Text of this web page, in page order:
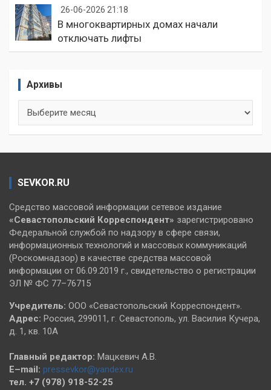
26-06-2026 21:18
В многоквартирных домах начали
отключать лифты
Архивы
SEVKOR.RU
Средство массовой информации сетевое издание
«Севастопольский Корреспондент» зарегистрировано
Федеральной службой по надзору в сфере связи,
информационных технологий и массовых коммуникаций
(Роскомнадзор) в качестве средства массовой
информации от 06.09.2019 г., свидетельство о регистрации
ЭЛ № ФС 77–76715
Учредитель: ООО «Севастопольский Корреспондент».
Адрес: Россия, 299011, г. Севастополь, ул. Василия Кучера,
д. 1, кв. 10А
Главный редактор: Мацкевич А.В.
E–mail: pressevkor@yandex.ru
тел. +7 (978) 918-52-25